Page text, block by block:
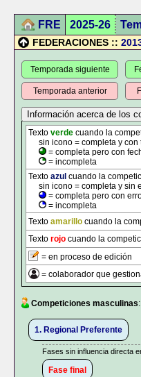
FRE 2025-26
FEDERACIONES ::
Temporada siguiente
Temporada anterior
Texto verde cuando la
sin icono = completa y con
= completa pero con
= incompleta
Texto azul cuando la
sin icono = completa y sin
= completa pero con
= incompleta
Texto amarillo cuando la
Texto rojo cuando la
= en proceso de edición
= colaborador que
Competiciones masculinas:
1. Regional Preferente
Fases sin influencia directa
Fase final